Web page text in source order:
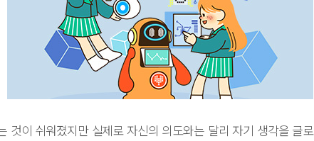
것이 쉬워졌지만 실제로 자신의 의도와는 달리 자기 생각을 글로